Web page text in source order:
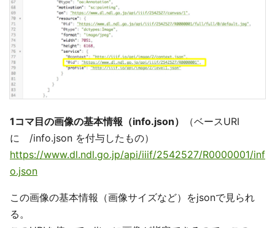
1コマ目の画像の基本情報（info.json）
（ベースURI
に /info.json を付与したもの）
https://www.dl.ndl.go.jp/api/iiif/2542527/R0000001/inf
o.json
この画像の基本情報（画像サイズなど）をjsonで見られ
る。